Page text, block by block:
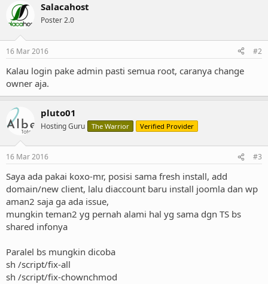
Salacahost
Poster 2.0
16 Mar 2016 #2
Kalau login pake admin pasti semua root, caranya change
owner aja.
pluto01
Hosting Guru The Warrior Verified Provider
16 Mar 2016 #3
Saya ada pakai koxo-mr, posisi sama fresh install, add
domain/new client, lalu diaccount baru install joomla dan wp
aman2 saja ga ada issue,
mungkin teman2 yg pernah alami hal yg sama dgn TS bs
shared infonya
Paralel bs mungkin dicoba
sh /script/fix-all
sh /script/fix-chownchmod